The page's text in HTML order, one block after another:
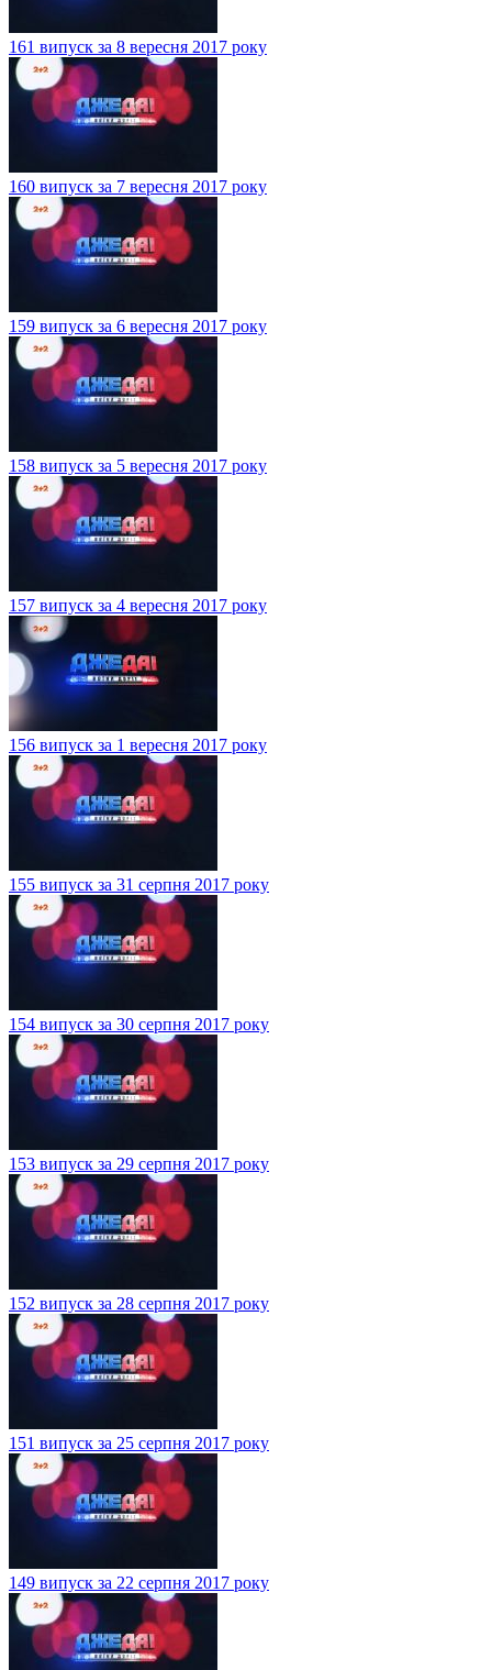
161 випуск за 8 вересня 2017 року
160 випуск за 7 вересня 2017 року
159 випуск за 6 вересня 2017 року
158 випуск за 5 вересня 2017 року
157 випуск за 4 вересня 2017 року
156 випуск за 1 вересня 2017 року
155 випуск за 31 серпня 2017 року
154 випуск за 30 серпня 2017 року
153 випуск за 29 серпня 2017 року
152 випуск за 28 серпня 2017 року
151 випуск за 25 серпня 2017 року
149 випуск за 22 серпня 2017 року